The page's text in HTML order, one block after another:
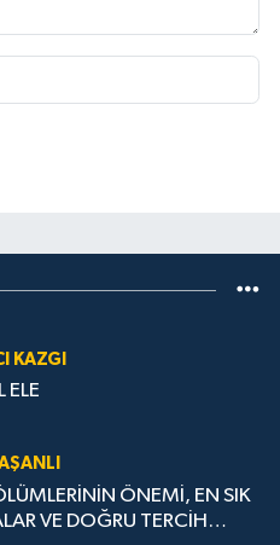
KAZGI
ELE
ÖNEMİ, EN SIK
VE DOĞRU TERCİH